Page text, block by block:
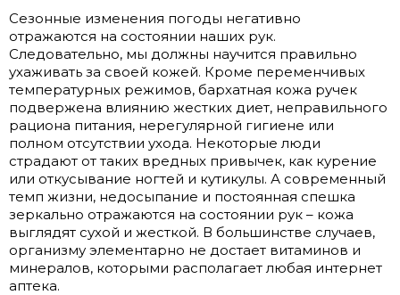
Сезонные изменения погоды негативно
отражаются на состоянии наших рук.
Следовательно, мы должны научится правильно
ухаживать за своей кожей. Кроме переменчивых
температурных режимов, бархатная кожа ручек
подвержена влиянию жестких диет, неправильного
рациона питания, нерегулярной гигиене или
полном отсутствии ухода. Некоторые люди
страдают от таких вредных привычек, как курение
или откусывание ногтей и кутикулы. А современный
темп жизни, недосыпание и постоянная спешка
зеркально отражаются на состоянии рук – кожа
выглядят сухой и жесткой. В большинстве случаев,
организму элементарно не достает витаминов и
минералов, которыми располагает любая интернет
аптека.